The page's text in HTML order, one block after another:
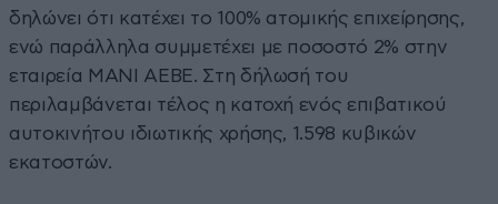
δηλώνει ότι κατέχει το 100% ατομικής επιχείρησης,
ενώ παράλληλα συμμετέχει με ποσοστό 2% στην
εταιρεία ΜΑΝΙ ΑΕΒΕ. Στη δήλωσή του
περιλαμβάνεται τέλος η κατοχή ενός επιβατικού
αυτοκινήτου ιδιωτικής χρήσης, 1.598 κυβικών
εκατοστών.